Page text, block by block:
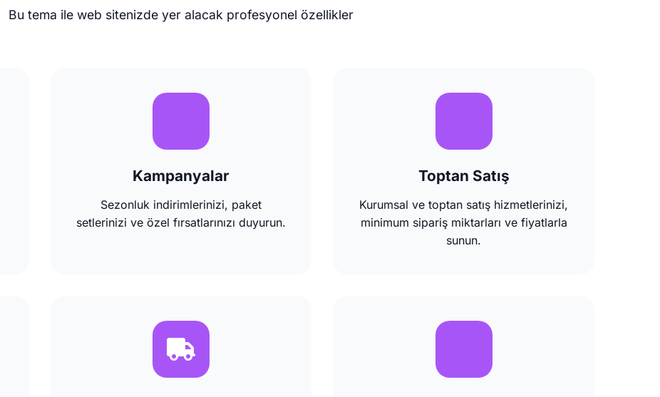
Bu tema ile web sitenizde yer alacak profesyonel özellikler
Kampanyalar
Sezonluk indirimlerinizi, paket
setlerinizi ve özel fırsatlarınızı duyurun.
Toptan Satış
Kurumsal ve toptan satış hizmetlerinizi,
minimum sipariş miktarları ve fiyatlarla
sunun.